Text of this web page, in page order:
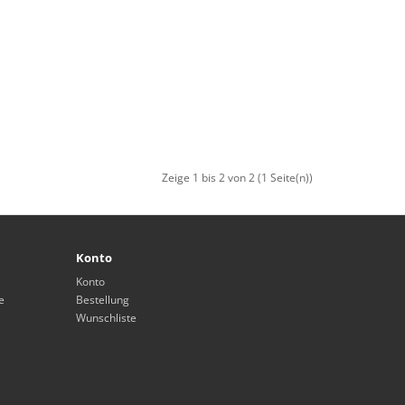
Zeige 1 bis 2 von 2 (1 Seite(n))
Konto
Konto
Bestellung
Wunschliste